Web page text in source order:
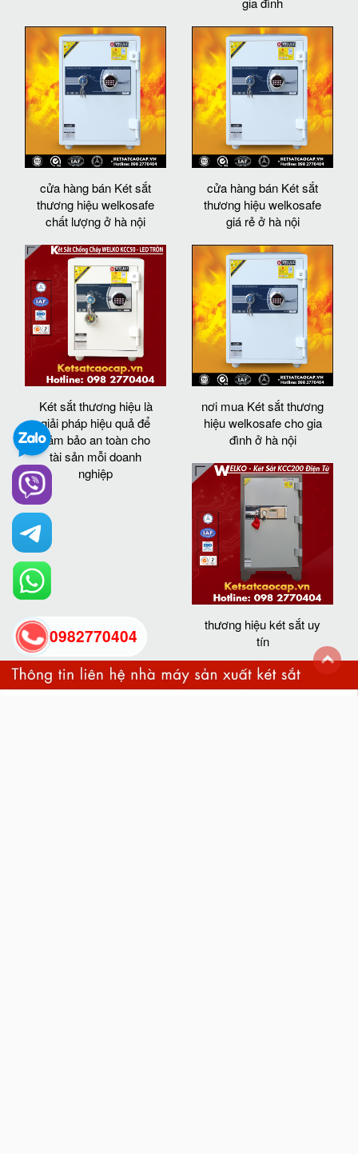
cửa hàng bán Két sắt
thương hiệu welkosafe
chất lượng ở hà nội
cửa hàng bán Két sắt
thương hiệu welkosafe
giá rẻ ở hà nội
Két sắt thương hiệu là
giải pháp hiệu quả để
đảm bảo an toàn cho
tài sản mỗi doanh
nghiệp
nơi mua Két sắt thương
hiệu welkosafe cho gia
đình ở hà nội
thương hiệu két sắt uy
tín
0982770404
back